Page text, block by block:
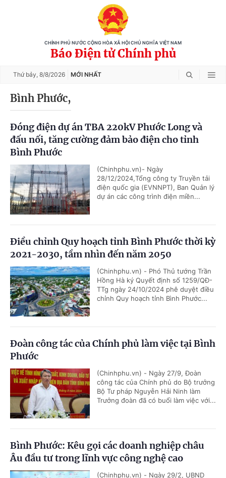
CHÍNH PHỦ NƯỚC CỘNG HÒA XÃ HỘI CHỦ NGHĨA VIỆT NAM
Báo Điện tử Chính phủ
Thứ bảy, 8/8/2026 MỚI NHẤT
Bình Phước,
Đóng điện dự án TBA 220kV Phước Long và
đấu nối, tăng cường đảm bảo điện cho tỉnh
Bình Phước
(Chinhphu.vn)- Ngày
28/12/2024,Tổng công ty Truyền tải
điện quốc gia (EVNNPT), Ban Quản lý
dự án các công trình điện miền...
Điều chỉnh Quy hoạch tỉnh Bình Phước thời kỳ
2021-2030, tầm nhìn đến năm 2050
(Chinhphu.vn) - Phó Thủ tướng Trần
Hồng Hà ký Quyết định số 1259/QĐ-
TTg ngày 24/10/2024 phê duyệt điều
chỉnh Quy hoạch tỉnh Bình Phước...
Đoàn công tác của Chính phủ làm việc tại Bình
Phước
(Chinhphu.vn) - Ngày 27/9, Đoàn
công tác của Chính phủ do Bộ trưởng
Bộ Tư pháp Nguyễn Hải Ninh làm
Trưởng đoàn đã có buổi làm việc với...
Bình Phước: Kêu gọi các doanh nghiệp châu
Âu đầu tư trong lĩnh vực công nghệ cao
(Chinhphu.vn) - Ngày 29/2, UBND